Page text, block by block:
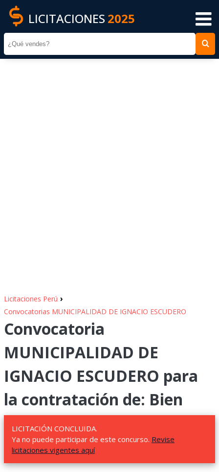
LICITACIONES 2025
Licitaciones Perú ›
Convocatorias MUNICIPALIDAD DE IGNACIO ESCUDERO
Convocatoria
MUNICIPALIDAD DE
IGNACIO ESCUDERO para
la contratación de: Bien
LICITACIÓN CONCLUIDA.
Ya no puede participar de este concurso. Revise
licitaciones vigentes aquí